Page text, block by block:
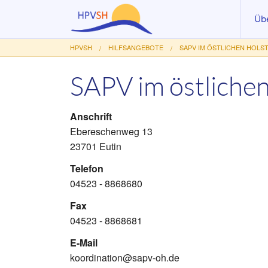
HPVSH HILFSANGEBOTE SAPV IM ÖSTLICHEN
SAPV im
Anschrift
Ebereschenweg 13
23701 Eutin
Telefon
04523 - 8868680
Fax
04523 - 8868681
E-Mail
koordination@sapv-oh.de